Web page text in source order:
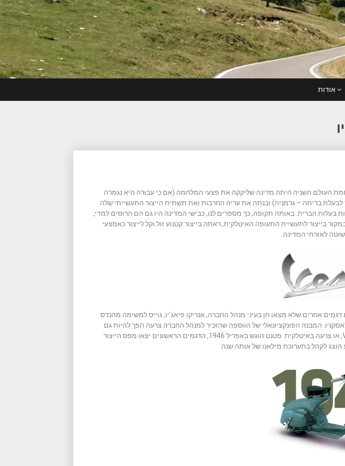
אודות
העולם השניה היתה מדינה שליקקה את פצעי המלחמה (אם כי עבורה היא נגמרה
בריתה – גרמניה) ובנתה את עריה החרבות ואת תשתית הייצור התעשייתי שלה
בעלות הברית. באותה תקופה, כך מספרים לנו, כבישי המדינה היו גם הם הרוסים למדי,
בייצור לתעשיית התעופה האיטלקית, ראתה בייצור קטנוע זול וקל לייצור כאמצעי
לאזרחי המדינה.
אחרים שלא מצאו חן בעיני מנהל החברה, אנריקו פיאג'יו, גוייס למשימה מהנדס
המבנה הפונקציונאלי של הווספה שהזכיר למנהל החברה צרעה הפך להיות גם
השם של הקטנוע: Vespa, או צרעה באיטלקית. פטנט הוגש באפריל 1946, הדגמים הראשונים יצאו מפס הייצור
לקהל בתערוכת מילאנו של אותה שנה.